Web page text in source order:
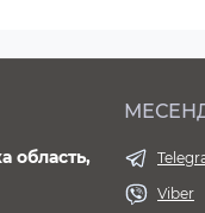
область,
Viber